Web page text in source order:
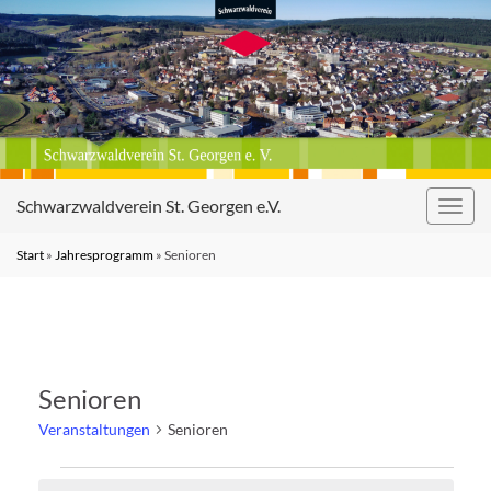
Schwarzwaldverein St. Georgen e.V.
Start » Jahresprogramm » Senioren
Senioren
Veranstaltungen Senioren